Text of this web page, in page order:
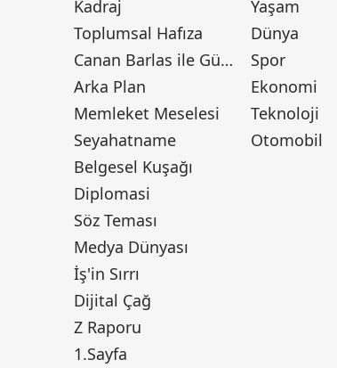
Kadraj
Toplumsal Hafıza
Canan Barlas ile Gündem
Arka Plan
Memleket Meselesi
Seyahatname
Belgesel Kuşağı
Diplomasi
Söz Teması
Medya Dünyası
İş'in Sırrı
Dijital Çağ
Z Raporu
1.Sayfa
Yaşam
Dünya
Spor
Ekonomi
Teknoloji
Otomobil